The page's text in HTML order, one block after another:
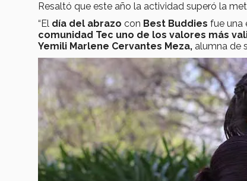
Resaltó que este año la actividad superó la
“El día del abrazo con Best Buddies fue una
comunidad Tec uno de los valores más
Yemili Marlene Cervantes Meza, alumna de